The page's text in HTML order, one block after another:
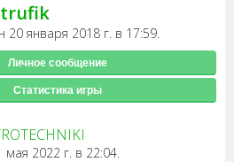
20 января 2018 г. в 17:59.
Личное сообщение
Статистика игры
мая 2022 г. в 22:04.